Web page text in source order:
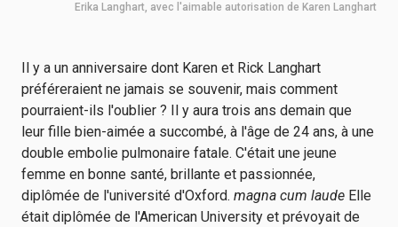
Erika Langhart, avec l'aimable autorisation de Karen Langhart
Il y a un anniversaire dont Karen et Rick Langhart
préféreraient ne jamais se souvenir, mais comment
pourraient-ils l'oublier ? Il y aura trois ans demain que
leur fille bien-aimée a succombé, à l'âge de 24 ans, à une
double embolie pulmonaire fatale. C'était une jeune
femme en bonne santé, brillante et passionnée,
diplômée de l'université d'Oxford. magna cum laude Elle
était diplômée de l'American University et prévoyait de